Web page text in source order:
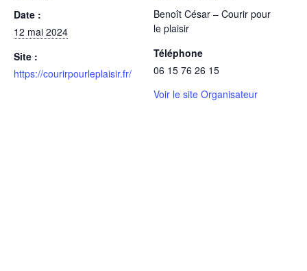
Date :
12 mai 2024
Site :
https://courirpourleplaisir.fr/
Benoît César – Courir pour
le plaisir
Téléphone
06 15 76 26 15
Voir le site Organisateur